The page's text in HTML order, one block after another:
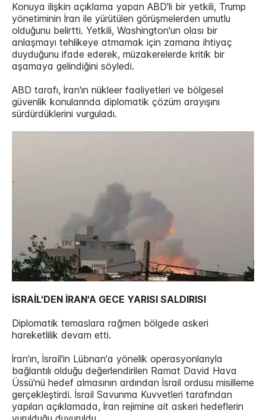
Konuya ilişkin açıklama yapan ABD'li bir yetkili, Trump
yönetiminin İran ile yürütülen görüşmelerden umutlu
olduğunu belirtti. Yetkili, Washington'un olası bir
anlaşmayı tehlikeye atmamak için zamana ihtiyaç
duyduğunu ifade ederek, müzakerelerde kritik bir
aşamaya gelindiğini söyledi.
ABD tarafı, İran'ın nükleer faaliyetleri ve bölgesel
güvenlik konularında diplomatik çözüm arayışını
sürdürdüklerini vurguladı.
İSRAİL'DEN İRAN'A GECE YARISI SALDIRISI
Diplomatik temaslara rağmen bölgede askeri
hareketlilik devam etti.
İran'ın, İsrail'in Lübnan'a yönelik operasyonlarıyla
bağlantılı olduğu değerlendirilen Ramat David Hava
Üssü'nü hedef almasının ardından İsrail ordusu misilleme
gerçekleştirdi. İsrail Savunma Kuvvetleri tarafından
yapılan açıklamada, İran rejimine ait askeri hedeflerin